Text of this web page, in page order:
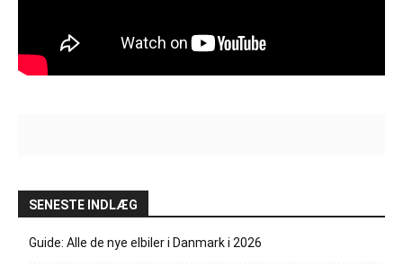
SENESTE INDLÆG
Guide: Alle de nye elbiler i Danmark i 2026